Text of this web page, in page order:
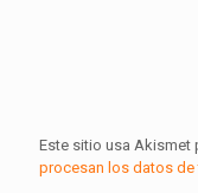
Este sitio usa Akismet
procesan los datos